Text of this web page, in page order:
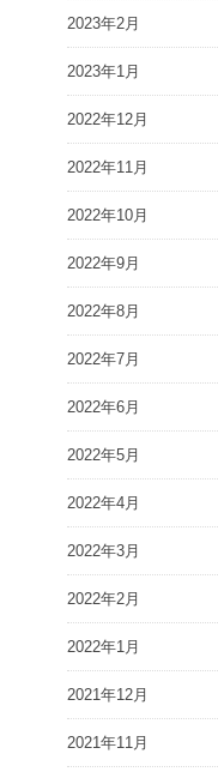
2023年2月
2023年1月
2022年12月
2022年11月
2022年10月
2022年9月
2022年8月
2022年7月
2022年6月
2022年5月
2022年4月
2022年3月
2022年2月
2022年1月
2021年12月
2021年11月